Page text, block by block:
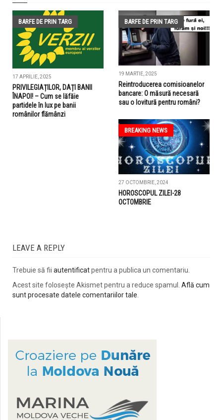
BARFE DE PRIN TARG
17 APRILIE, 2025
PRIVILEGIAȚILOR, DAȚI BANII
ÎNAPOI! – Cum se lăfăie
partidele în lux pe banii
românilor flămânzi
BARFE DE PRIN TARG
19 MARTIE, 2025
Reintroducerea comisioanelor
bancare: O măsură necesară
sau o lovitură pentru români?
BREAKING NEWS
27 OCTOMBRIE, 2024
HOROSCOPUL ZILEI-28
OCTOMBRIE
LEAVE A REPLY
Trebuie să fii autentificatpentru a publica un comentariu.
Acest site folosește Akismet pentru a reduce spamul. Află cum
sunt procesate datele comentariilor tale